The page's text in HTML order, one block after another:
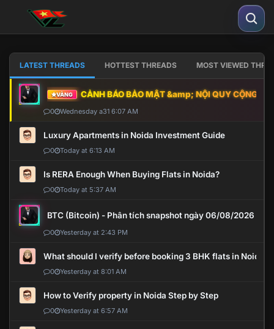
LATEST THREADS HOTTEST THREADS MOST VIEWED
VÀNG CẢNH BÁO BẢO MẬT &amp; NỘI QUY CỘNG
0 Wednesday a31 6:07 AM
Luxury Apartments in Noida Investment Guide
0 Today at 6:13 AM
Is RERA Enough When Buying Flats in Noida?
0 Today at 5:37 AM
BTC (Bitcoin) - Phân tích snapshot ngày 06/08/2026
0 Yesterday at 2:43 PM
What should I verify before booking 3 BHK flats in Noida?
0 Yesterday at 8:01 AM
How to Verify property in Noida Step by Step
0 Yesterday at 6:57 AM